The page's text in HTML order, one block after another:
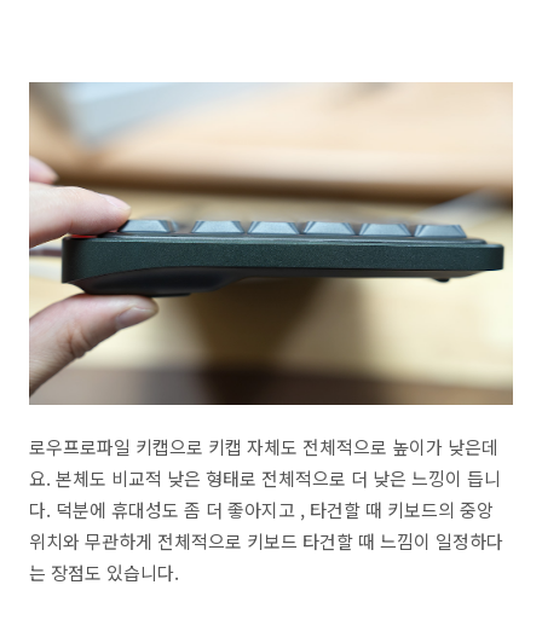
로우프로파일 키캡으로 키캡 자체도 전체적으로 높이가 낮은데
요. 본체도 비교적 낮은 형태로 전체적으로 더 낮은 느낑이 듭니
다. 덕분에 휴대성도 좀 더 좋아지고 , 타건할 때 키보드의 중앙
위치와 무관하게 전체적으로 키보드 타건할 때 느낌이 일정하다
는 장점도 있습니다.